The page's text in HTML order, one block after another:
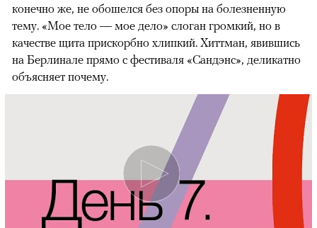
конечно же, не обошелся без опоры на болезненную
тему. «Мое тело — мое дело» слоган громкий, но в
качестве щита прискорбно хлипкий. Хиттман, явившись
на Берлинале прямо с фестиваля «Сандэнс», деликатно
объясняет почему.